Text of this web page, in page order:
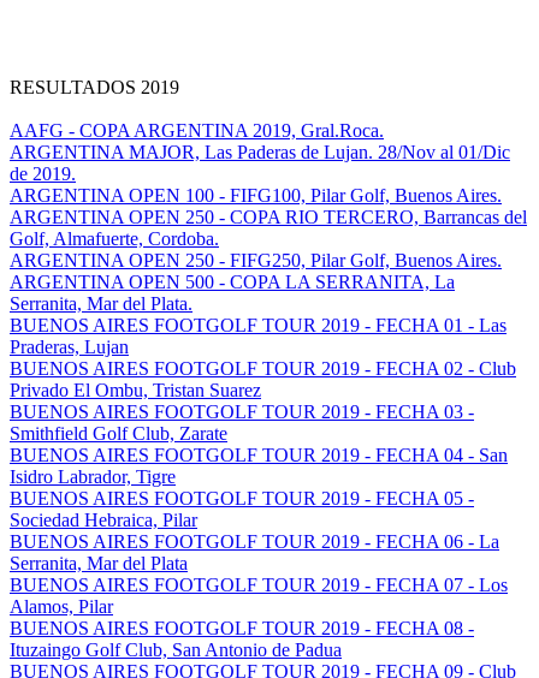
RESULTADOS 2019
AAFG - COPA ARGENTINA 2019, Gral.Roca.
ARGENTINA MAJOR, Las Paderas de Lujan. 28/Nov al 01/Dic
de 2019.
ARGENTINA OPEN 100 - FIFG100, Pilar Golf, Buenos Aires.
ARGENTINA OPEN 250 - COPA RIO TERCERO, Barrancas del
Golf, Almafuerte, Cordoba.
ARGENTINA OPEN 250 - FIFG250, Pilar Golf, Buenos Aires.
ARGENTINA OPEN 500 - COPA LA SERRANITA, La
Serranita, Mar del Plata.
BUENOS AIRES FOOTGOLF TOUR 2019 - FECHA 01 - Las
Praderas, Lujan
BUENOS AIRES FOOTGOLF TOUR 2019 - FECHA 02 - Club
Privado El Ombu, Tristan Suarez
BUENOS AIRES FOOTGOLF TOUR 2019 - FECHA 03 -
Smithfield Golf Club, Zarate
BUENOS AIRES FOOTGOLF TOUR 2019 - FECHA 04 - San
Isidro Labrador, Tigre
BUENOS AIRES FOOTGOLF TOUR 2019 - FECHA 05 -
Sociedad Hebraica, Pilar
BUENOS AIRES FOOTGOLF TOUR 2019 - FECHA 06 - La
Serranita, Mar del Plata
BUENOS AIRES FOOTGOLF TOUR 2019 - FECHA 07 - Los
Alamos, Pilar
BUENOS AIRES FOOTGOLF TOUR 2019 - FECHA 08 -
Ituzaingo Golf Club, San Antonio de Padua
BUENOS AIRES FOOTGOLF TOUR 2019 - FECHA 09 - Club